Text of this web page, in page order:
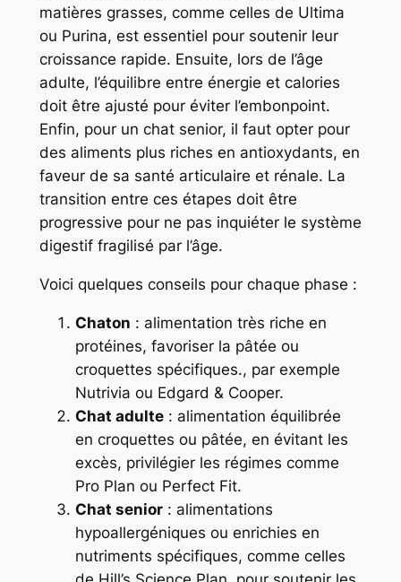
matières grasses, comme celles de Ultima
ou Purina, est essentiel pour soutenir leur
croissance rapide. Ensuite, lors de l’âge
adulte, l’équilibre entre énergie et calories
doit être ajusté pour éviter l’embonpoint.
Enfin, pour un chat senior, il faut opter pour
des aliments plus riches en antioxydants, en
faveur de sa santé articulaire et rénale. La
transition entre ces étapes doit être
progressive pour ne pas inquiéter le système
digestif fragilisé par l’âge.
Voici quelques conseils pour chaque phase :
Chaton : alimentation très riche en
protéines, favoriser la pâtée ou
croquettes spécifiques., par exemple
Nutrivia ou Edgard & Cooper.
Chat adulte: alimentation équilibrée
en croquettes ou pâtée, en évitant les
excès, privilégier les régimes comme
Pro Plan ou Perfect Fit.
Chat senior: alimentations
hypoallergéniques ou enrichies en
nutriments spécifiques, comme celles